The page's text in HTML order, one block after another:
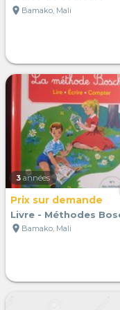
location_on Bamako, Mali
3 années
Prix sur demande
Livre - Méthodes
location_on Bamako, Mali